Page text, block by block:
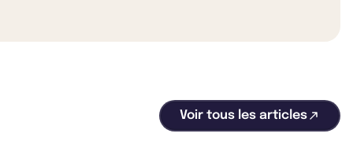
Voir tous les articles